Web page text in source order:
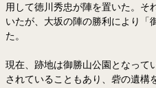
用して徳川秀忠が陣を置いた。そ
いたが、大坂の陣の勝利により「
た。
現在、跡地は御勝山公園となって
されていることもあり、砦の遺構